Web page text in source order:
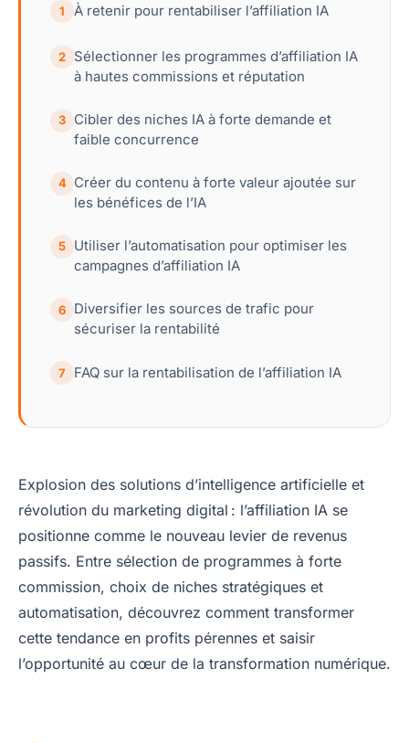
1 À retenir pour rentabiliser l’affiliation IA
2
Sélectionner les programmes d’affiliation IA
à hautes commissions et réputation
3
Cibler des niches IA à forte demande et
faible concurrence
4 Créer du contenu à forte valeur ajoutée sur
les bénéfices de l’IA
5
Utiliser l’automatisation pour optimiser les
campagnes d’affiliation IA
6
Diversifier les sources de trafic pour
sécuriser la rentabilité
7 FAQ sur la rentabilisation de l’affiliation IA
Explosion des solutions d’intelligence artificielle et
révolution du marketing digital : l’affiliation IA se
positionne comme le nouveau levier de revenus
passifs. Entre sélection de programmes à forte
commission, choix de niches stratégiques et
automatisation, découvrez comment transformer
cette tendance en profits pérennes et saisir
l’opportunité au cœur de la transformation numérique.